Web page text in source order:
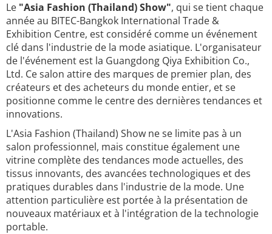
Le "Asia Fashion (Thailand) Show", qui se tient chaque
année au BITEC-Bangkok International Trade &
Exhibition Centre, est considéré comme un événement
clé dans l'industrie de la mode asiatique. L'organisateur
de l'événement est la Guangdong Qiya Exhibition Co.,
Ltd. Ce salon attire des marques de premier plan, des
créateurs et des acheteurs du monde entier, et se
positionne comme le centre des dernières tendances et
innovations.
L'Asia Fashion (Thailand) Show ne se limite pas à un
salon professionnel, mais constitue également une
vitrine complète des tendances mode actuelles, des
tissus innovants, des avancées technologiques et des
pratiques durables dans l'industrie de la mode. Une
attention particulière est portée à la présentation de
nouveaux matériaux et à l'intégration de la technologie
portable.